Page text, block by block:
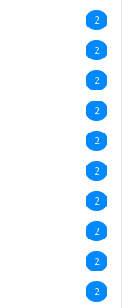
2
2
2
2
2
2
2
2
2
2